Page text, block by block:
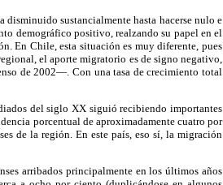
disminuido sustancialmente hasta hacerse nulo e
demográfico positivo, realzando su papel en el
En Chile, esta situación es muy diferente, pues
el aporte migratorio es de signo negativo,
de 2002—. Con una tasa de crecimiento total
del siglo XX siguió recibiendo importantes
porcentual de aproximadamente cuatro por
de la región. En este país, eso sí, la migración
arribados principalmente en los últimos años